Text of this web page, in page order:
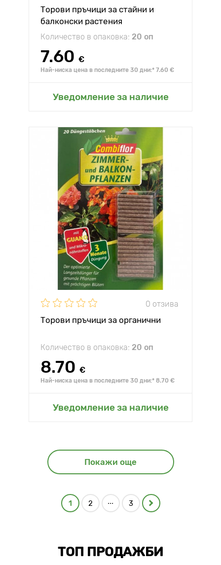
Торови пръчици за стайни и
балконски растения
Количество в опаковка: 20 оп
7.60 €
Най-ниска цена в последните 30 дни:* 7.60 €
Уведомление за наличие
0 отзива
Торови пръчици за органични
Количество в опаковка: 20 оп
8.70 €
Най-ниска цена в последните 30 дни:* 8.70 €
Уведомление за наличие
Покажи още
1 2 ... 3
ТОП ПРОДАЖБИ